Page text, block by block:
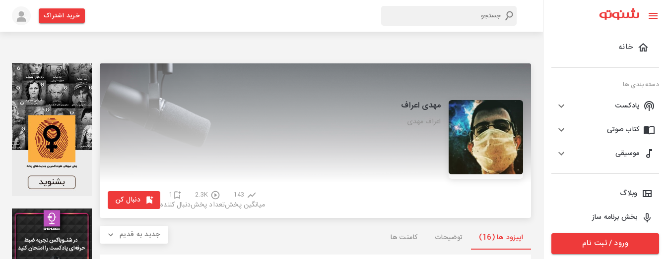
خانه
دسته بندی ها
پادکست
کتاب صوتی
موسیقی
وبلاگ
بخش برنامه ساز
ورود / ثبت نام
خرید اشتراک
مهدی اعراف
اعراف مهدی
143
میانگین پخش
2.3K
تعداد پخش
1
دنبال کننده دنبال کن
اپیزود ها (16) توضیحات کامنت ها جدید به قدیم